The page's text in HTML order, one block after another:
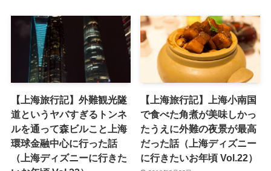
【上海旅行記】外難観光隧
道というヤバすぎるトンネ
ルを通って森ビルこと上海
環球金融中心に行った話
（上海ディズニーに行きた
【上海旅行記】上海小南国
で食べた角煮が美味しかっ
たうえに外難の夜景が最高
だった話（上海ディズニー
に行きたいお年頃 Vol.22）